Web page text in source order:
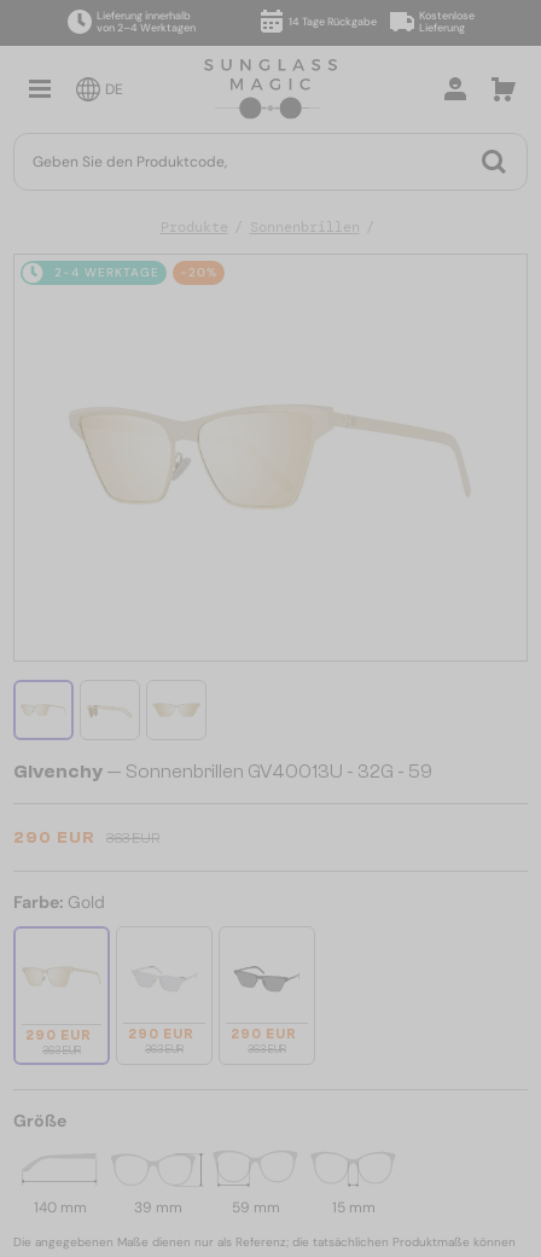
Lieferung innerhalb
von 2–4 Werktagen
14 Tage Rückgabe
Kostenlose
Lieferung
DE
Produkte Sonnenbrillen
2-4 WERKTAGE -20%
Givenchy — Sonnenbrillen GV40013U - 32G - 59
290 EUR 363 EUR
Farbe: Gold
290 EUR
363 EUR
290 EUR
363 EUR
290 EUR
363 EUR
Größe
140 mm 39 mm 59 mm 15 mm
Die angegebenen Maße dienen nur als Referenz; die tatsächlichen Produktmaße können